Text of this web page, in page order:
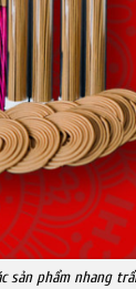
sản phẩm nhang